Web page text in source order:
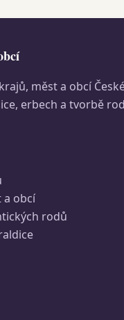
měst a obcí
erbech a tvorbě
a obcí
rodů